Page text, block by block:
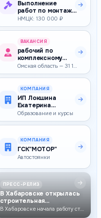
Выполнение
работ по монтажу
дополнительного
освещения у…
НМЦК: 130 000 ₽
ВАКАНСИЯ
рабочий по
комплексному
обслуживанию и
ремонту здания
Омская область — 31 157–31 157 ₽
КОМПАНИЯ
ИП Локшина
Екатерина
Сергеевна
Образование и курсы
КОМПАНИЯ
ГСК"МОТОР"
Автостоянки
ПРЕСС-РЕЛИЗ
В Хабаровске открылась
строительная
лаборатория для объ…
В Хабаровске начала работу строительная лаборатория, оказывающая услуг…